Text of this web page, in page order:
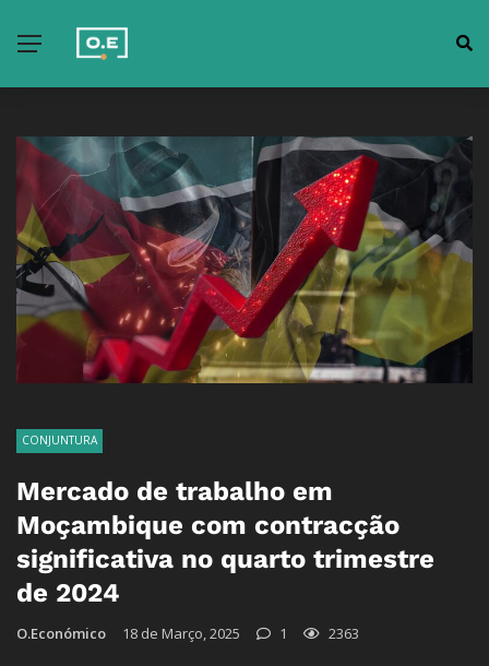
CONJUNTURA
Mercado de trabalho em
Moçambique com contracção
significativa no quarto trimestre
de 2024
O.Económico 18 de Março, 2025 1 2363